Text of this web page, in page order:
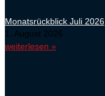
Monatsrückblick Juli 2026
1. August 2026
weiterlesen »